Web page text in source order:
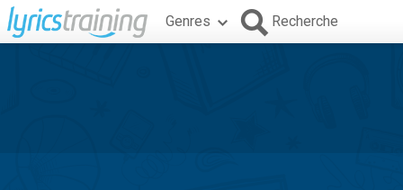
Genres Recherche